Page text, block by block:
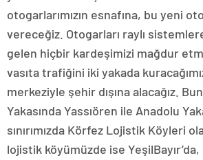
otogarlarımızın esnafına, bu yeni
vereceğiz. Otogarları raylı
gelen hiçbir kardeşimizi mağdur
vasıta trafiğini iki yakada
merkeziyle şehir dışına alacağız.
Yakasında Yassıören ile Anadolu
sınırımızda Körfez Lojistik Köyleri
lojistik köyümüzde ise YeşilBayır’da,